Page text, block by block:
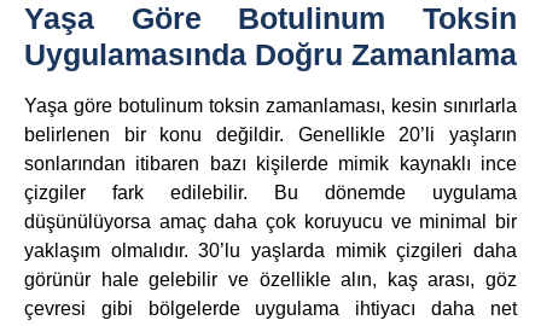
Yaşa Göre Botulinum Toksin
Uygulamasında Doğru Zamanlama
Yaşa göre botulinum toksin zamanlaması, kesin sınırlarla
belirlenen bir konu değildir. Genellikle 20’li yaşların
sonlarından itibaren bazı kişilerde mimik kaynaklı ince
çizgiler fark edilebilir. Bu dönemde uygulama
düşünülüyorsa amaç daha çok koruyucu ve minimal bir
yaklaşım olmalıdır. 30’lu yaşlarda mimik çizgileri daha
görünür hale gelebilir ve özellikle alın, kaş arası, göz
çevresi gibi bölgelerde uygulama ihtiyacı daha net